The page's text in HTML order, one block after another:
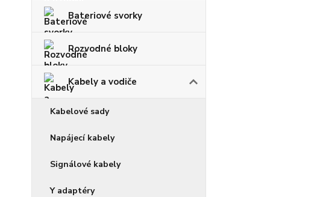
Bateriové svorky
Rozvodné bloky
Kabely a vodiče
Kabelové sady
Napájecí kabely
Signálové kabely
Y adaptéry